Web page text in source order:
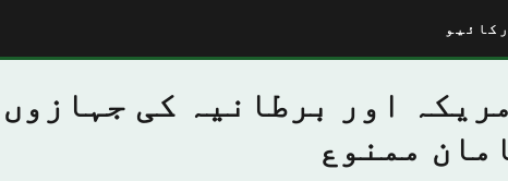
اور برطانیہ کی
ممنوع